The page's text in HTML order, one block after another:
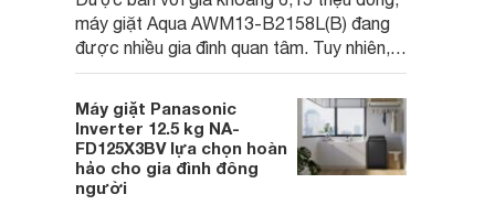
máy giặt Aqua AWM13-B2158L(B) đang
được nhiều gia đình quan tâm. Tuy nhiên,
liệu đây có phải là lựa chọn đáng mua?
Hãy cùng đánh giá ưu và nhược điểm của
sản phẩm để có câu trả lời.
Máy giặt Panasonic
Inverter 12.5 kg NA-
FD125X3BV lựa chọn hoàn
hảo cho gia đình đông
người